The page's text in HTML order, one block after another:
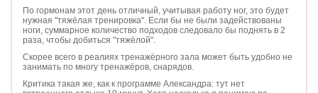
По гормонам этот день отличный, учитывая работу ног, это будет
нужная "тяжёлая тренировка". Если бы не были задействованы
ноги, суммарное количество подходов следовало бы поднять в 2
раза, чтобы добиться "тяжёлой".
Скорее всего в реалиях тренажёрного зала может быть удобно не
занимать по многу тренажёров, снарядов.
Критика такая же, как к программе Александра: тут нет